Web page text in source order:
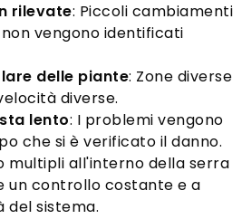
rilevate: Piccoli cambiamenti
vengono identificati
delle piante: Zone diverse
diverse.
lento: I problemi vengono
che si è verificato il danno.
multipli all'interno della serra
un controllo costante e a
del sistema.